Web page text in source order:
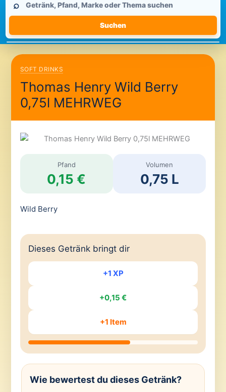
durchsuchen
⌕
Suchen
SOFT DRINKS
Thomas Henry Wild Berry
0,75l MEHRWEG
Pfand
0,15 €
Volumen
0,75 L
Wild Berry
Dieses Getränk bringt dir
+1 XP
+0,15 €
+1 Item
Wie bewertest du dieses Getränk?